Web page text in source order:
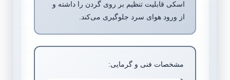
اسکی قابلیت تنظیم بر روی گردن را داشته و
از ورود هوای سرد جلوگیری می‌کند.
مشخصات فنی و گرمایی: